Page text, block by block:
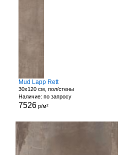
Mud Lapp Rett
30x120 см, пол/стены
Наличие: по запросу
7526 р/м²